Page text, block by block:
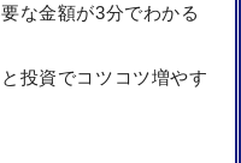
な金額が3分でわかる
と投資でコツコツ増やす